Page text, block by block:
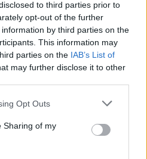
to third parties prior to
opt-out of the further
by third parties on the
This information may
parties on the IAB’s List of
may further disclose it to other
Opt Outs
Sharing of my
και ψητές γλυκοπατάτες
σόγιας και τζίντζερ
και βάση από βρώμη